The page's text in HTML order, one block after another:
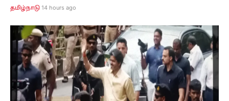
தமிழ்நாடு 14 hours ago